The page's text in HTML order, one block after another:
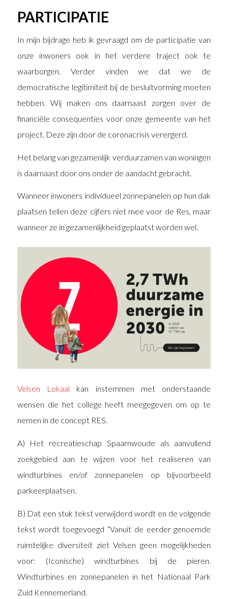
PARTICIPATIE
In mijn bijdrage heb ik gevraagd om de participatie van
onze inwoners ook in het verdere traject ook te
waarborgen. Verder vinden we dat we de
democratische legitimiteit bij de besluitvorming moeten
hebben. Wij maken ons daarnaast zorgen over de
financiële consequenties voor onze gemeente van het
project. Deze zijn door de coronacrisis verergerd.
Het belang van gezamenlijk verduurzamen van woningen
is daarnaast door ons onder de aandacht gebracht.
Wanneer inwoners individueel zonnepanelen op hun dak
plaatsen tellen deze cijfers niet mee voor de Res, maar
wanneer ze in gezamenlijkheid geplaatst worden wel.
Velsen Lokaal kan instemmen met onderstaande
wensen die het college heeft meegegeven om op te
nemen in de concept RES.
A) Het recreatieschap Spaarnwoude als aanvullend
zoekgebied aan te wijzen voor het realiseren van
windturbines en/of zonnepanelen op bijvoorbeeld
parkeerplaatsen.
B) Dat een stuk tekst verwijderd wordt en de volgende
tekst wordt toegevoegd “Vanuit de eerder genoemde
ruimtelijke diversiteit ziet Velsen geen mogelijkheden
voor: (Iconische) windturbines bij de pieren.
Windturbines en zonnepanelen in het Nationaal Park
Zuid Kennemerland.